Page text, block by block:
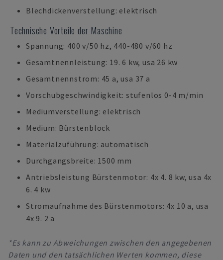
Blechdickenverstellung: elektrisch
Technische Vorteile der Maschine
Spannung: 400 v/50 hz, 440-480 v/60 hz
Gesamtnennleistung: 19. 6 kw, usa 26 kw
Gesamtnennstrom: 45 a, usa 37 a
Vorschubgeschwindigkeit: stufenlos 0-4 m/min
Mediumverstellung: elektrisch
Medium: Bürstenblock
Materialzuführung: automatisch
Durchgangsbreite: 1500 mm
Antriebsleistung Bürstenmotor: 4x 4. 8 kw, usa 4x
6. 4 kw
Stromaufnahme des Bürstenmotors: 4x 10 a, usa
4x 9. 2 a
*Es kann zu Abweichungen zwischen den angegebenen
Daten und den tatsächlichen Werten kommen, diese